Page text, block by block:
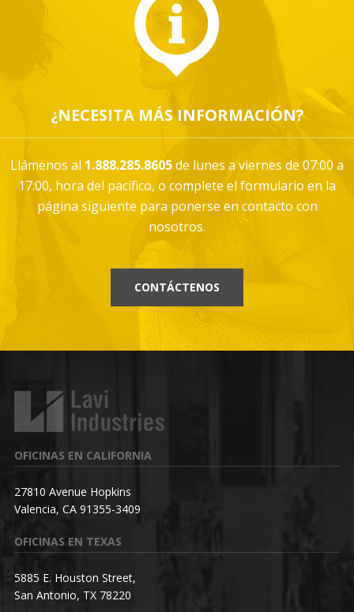
¿NECESITA MÁS INFORMACIÓN?
Llámenos al 1.888.285.8605de lunes a viernes de 07:00 a
17:00, hora del pacífico, o complete el formulario en la
página siguiente para ponerse en contacto con
nosotros.
CONTÁCTENOS
OFICINAS EN CALIFORNIA
27810 Avenue Hopkins
Valencia, CA 91355-3409
OFICINAS EN TEXAS
5885 E. Houston Street,
San Antonio, TX 78220